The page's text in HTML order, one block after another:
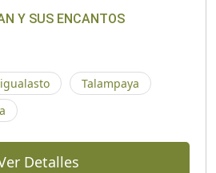
Y SUS ENCANTOS
Talampaya
Detalles